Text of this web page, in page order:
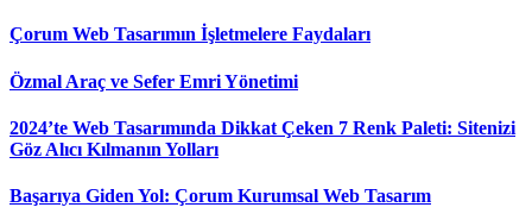
Çorum Web Tasarımın İşletmelere Faydaları
Özmal Araç ve Sefer Emri Yönetimi
2024’te Web Tasarımında Dikkat Çeken 7 Renk Paleti: Sitenizi
Göz Alıcı Kılmanın Yolları
Başarıya Giden Yol: Çorum Kurumsal Web Tasarım